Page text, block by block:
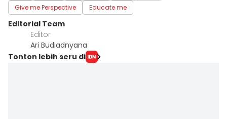
Give me Perspective
Educate me
Editorial Team
Editor
Ari Budiadnyana
Tonton lebih seru di